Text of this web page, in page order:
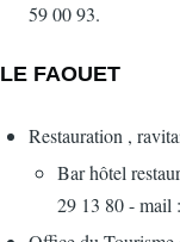
59 00 93.
LE FAOUET
Restauration ,
Bar hôtel
29 13 80 - mail :